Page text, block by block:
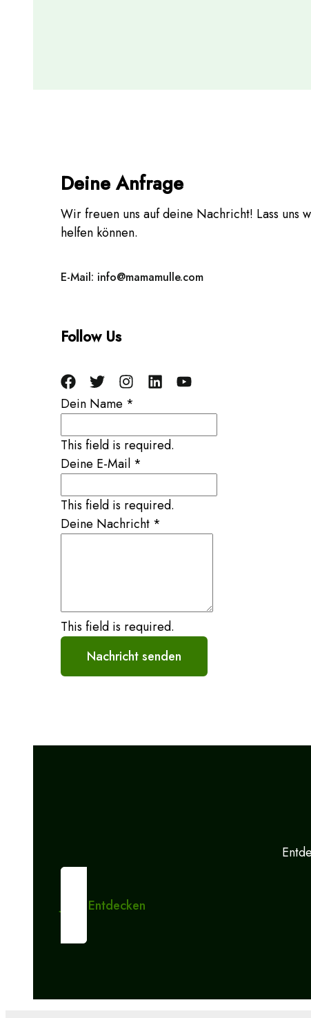
Deine Anfrage
Wir freuen uns auf deine Nachricht! Lass uns
helfen können.
E-Mail: info@mamamulle.com
Follow Us
Dein Name *
This field is required.
Deine E-Mail *
This field is required.
Deine Nachricht *
This field is required.
Nachricht senden
Jetzt Entdecken